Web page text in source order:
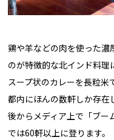
鶏や羊などの肉を使った濃
のが特徴的な北インド料理
スープ状のカレーを長粒
都内にほんの数軒しか存
後からメディア上で「ブー
では60軒以上に登ります。